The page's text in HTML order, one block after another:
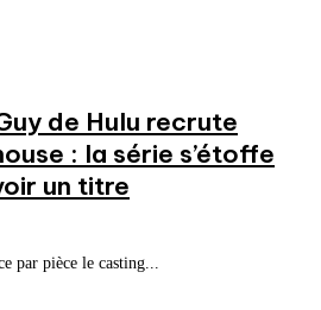
de Hulu recrute
: la série s’étoffe
un titre
par pièce le casting...